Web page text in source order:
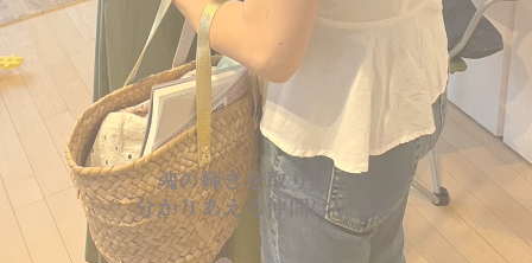
エネルギー療法士・開運士
西原　舞
西原が1人1人と向き合い、あなたの魂が震える喜
び、浄化、革新、覚醒、進化・発展の感動体験を通
し、本来の輝きを取り戻していきます。あなただから
こその力を発揮できるようサポートします。
あなたにも感動体験を
開運メッセージから得られる
あなただけの特別な行動指針
チャクラやエネルギー調整により整う身体と心
魂の輝きを取り戻そう
分かりあえる仲間はいるよ
Team mylifedesign
愛と調和のイベントで
エネルギーチャージと
循環を起こそう！
楽しいイベントでお待ちしてします🌟